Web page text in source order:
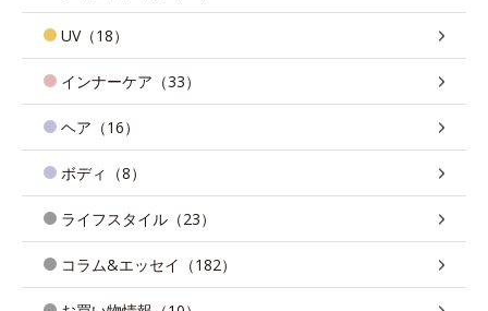
UV（18）
インナーケア（33）
ヘア（16）
ボディ（8）
ライフスタイル（23）
コラム&エッセイ（182）